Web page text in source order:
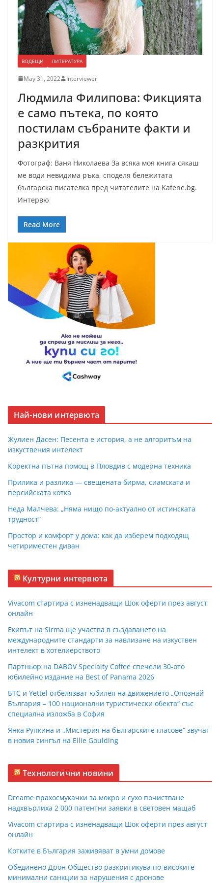
ВОДЕЩИ ЛИТЕРАТУРА
May 31, 2022 Interviewer
Людмила Филипова: Фикцията
е само пътека, по която
постилам събраните факти и
разкрития
Фотограф: Ваня Николаева За всяка моя книга сякаш
ме води невидима ръка, споделя бележитата
българска писателка пред читателите на Kafene.bg.
Интервю
Read More
Най-нови интервюта
Жулиен Дасен: Песента е история, а не алгоритъм на
изкуствения интелект
Коректна пътна помощ в Пловдив с модерна техника
Прилика и разлика — свещената бирма, сиамската и
персийската котка
Неда Малчева: „Няма нищо по-актуално от истинската
трудност“
Простор и комфорт у дома: как да изберем подходящ
четириместен диван
Културни интервюта
Vivacom стартира с изненадващи Шок оферти през август
онлайн
Екипът на Sirma ще участва в създаването на
международните стандарти за навлизане на изкуствен
интелект в хотелиерството
Партньор на DABOV Specialty Coffee спечели 30-ото
юбилейно издание на Best of Panama 2026
БТС и Yettel отбелязват юбилея на движението „Опознай
България – 100 национални туристически обекта“ със
специална изложба в София
Янка Рупкина и „Мистерия на българските гласове“ звучат
в новия сингъл на Ellie Goulding
Технологични новини
Dreame прахосмукачки за мокро и сухо почистване
надхвърлиха 2 000 патентни заявки в световен мащаб
Vivacom стартира с изненадващи Шок оферти през август
онлайн
Котките в България заживяват в умни домове
Обединено Дрон Общество разкритикува по-високите
минимални санкции за нарушения с дронове